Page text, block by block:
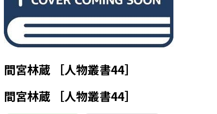
間宮林蔵 ［人物叢書44］
間宮林蔵 ［人物叢書44］